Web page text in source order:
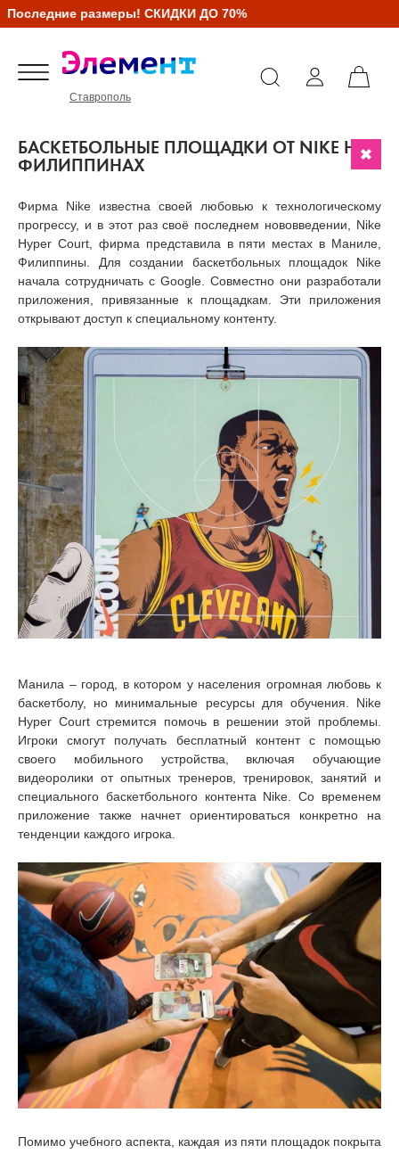
размеры! СКИДКИ ДО 70%
Ставрополь
БАСКЕТБОЛЬНЫЕ ПЛОЩАДКИ ОТ NIKE НА
ФИЛИППИНАХ
Фирма Nike известна своей любовью к технологическому
прогрессу, и в этот раз своё последнем нововведении, Nike
Hyper Court, фирма представила в пяти местах в Маниле,
Филиппины. Для создании баскетбольных площадок Nike
начала сотрудничать с Google. Совместно они разработали
приложения, привязанные к площадкам. Эти приложения
открывают доступ к специальному контенту.
Манила – город, в котором у населения огромная любовь к
баскетболу, но минимальные ресурсы для обучения. Nike
Hyper Court стремится помочь в решении этой проблемы.
Игроки смогут получать бесплатный контент с помощью
своего мобильного устройства, включая обучающие
видеоролики от опытных тренеров, тренировок, занятий и
специального баскетбольного контента Nike. Со временем
приложение также начнет ориентироваться конкретно на
тенденции каждого игрока.
Помимо учебного аспекта, каждая из пяти площадок покрыта